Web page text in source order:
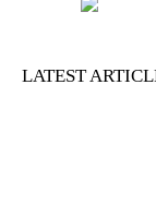
LATEST